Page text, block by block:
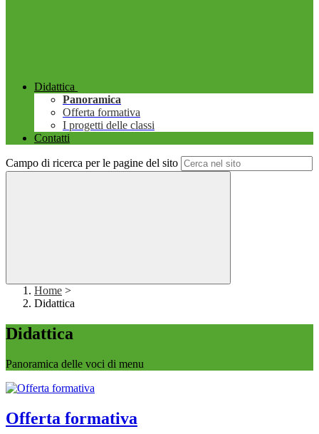
Didattica
Panoramica
Offerta formativa
I progetti delle classi
Contatti
Campo di ricerca per le pagine del sito
Home >
Didattica
Didattica
Panoramica delle voci di menu
Offerta formativa